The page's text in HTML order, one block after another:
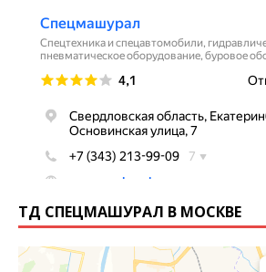
ТД СПЕЦМАШУРАЛ В МОСКВЕ